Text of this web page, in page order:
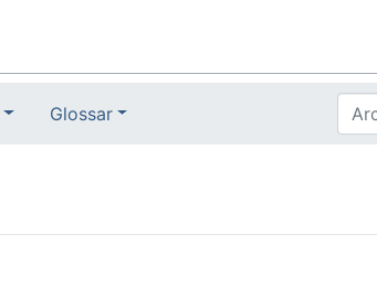
Glossar